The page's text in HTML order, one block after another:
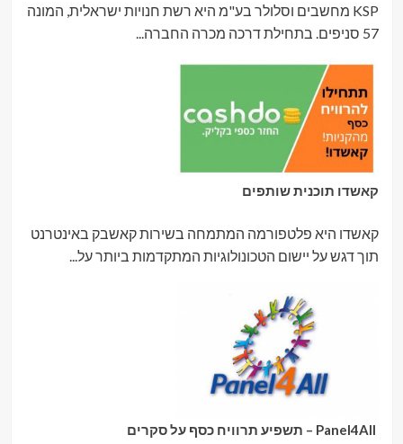
KSP מחשבים וסלולר בע"מ היא רשת חנויות ישראלית, המונה
57 סניפים. בתחילת דרכה מכרה החברה...
קאשדו תוכנית שותפים
קאשדו היא פלטפורמה המתמחה בשירות קאשבק באינטרנט
תוך דגש על יישום הטכונולוגיות המתקדמות ביותר על...